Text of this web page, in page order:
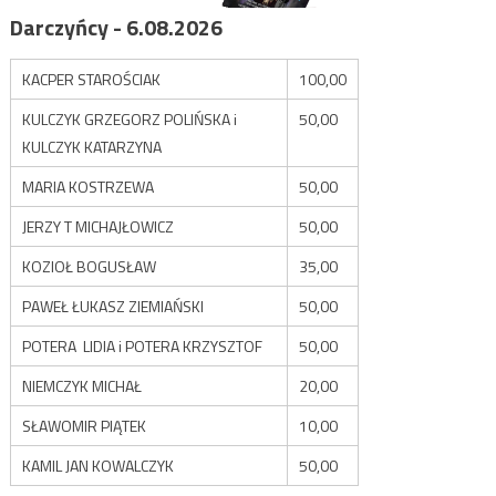
Darczyńcy - 6.08.2026
KACPER STAROŚCIAK
100,00
KULCZYK GRZEGORZ POLIŃSKA i
KULCZYK KATARZYNA
50,00
MARIA KOSTRZEWA
50,00
JERZY T MICHAJŁOWICZ
50,00
KOZIOŁ BOGUSŁAW
35,00
PAWEŁ ŁUKASZ ZIEMIAŃSKI
50,00
POTERA LIDIA i POTERA KRZYSZTOF
50,00
NIEMCZYK MICHAŁ
20,00
SŁAWOMIR PIĄTEK
10,00
KAMIL JAN KOWALCZYK
50,00